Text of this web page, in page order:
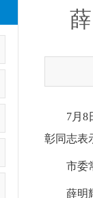
7月8
彰同志表
市委
薛明